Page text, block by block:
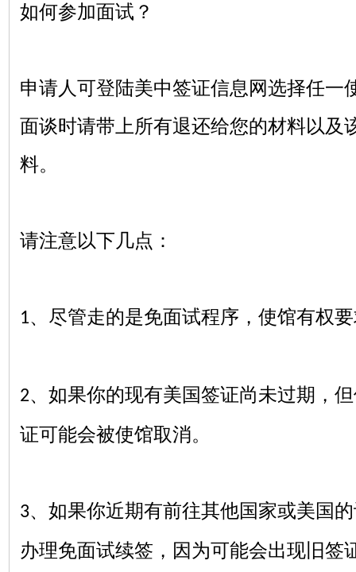
如何参加面试？
申请人可登陆美中签证信息网选择任一
面谈时请带上所有退还给您的材料以及
料。
请注意以下几点：
1、尽管走的是免面试程序，使馆有权
2、如果你的现有美国签证尚未过期，
证可能会被使馆取消。
3、如果你近期有前往其他国家或美国
办理免面试续签，因为可能会出现旧签